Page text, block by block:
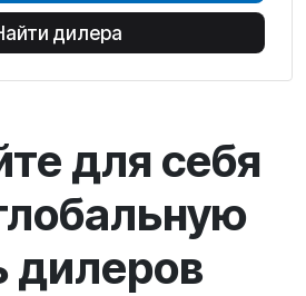
дилера
для себя
дилеров